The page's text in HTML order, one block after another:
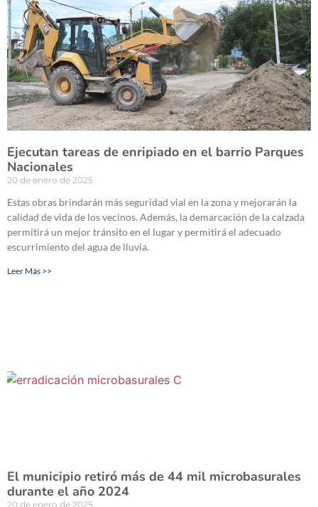
Ejecutan tareas de enripiado en el barrio Parques
Nacionales
20 de enero de 2025
Estas obras brindarán más seguridad vial en la zona y mejorarán la
calidad de vida de los vecinos. Además, la demarcación de la calzada
permitirá un mejor tránsito en el lugar y permitirá el adecuado
escurrimiento del agua de lluvia.
Leer Más >>
El municipio retiró más de 44 mil microbasurales
durante el año 2024
20 de enero de 2025